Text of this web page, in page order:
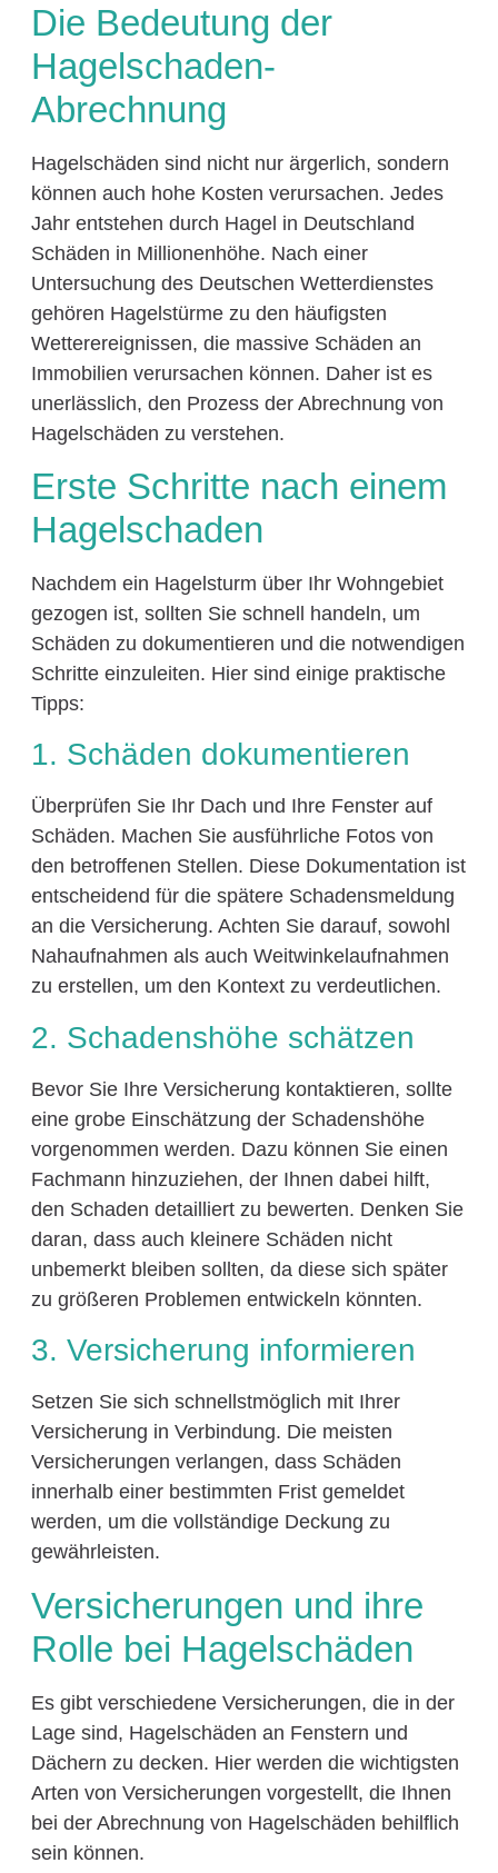
Die Bedeutung der
Hagelschaden-
Abrechnung
Hagelschäden sind nicht nur ärgerlich, sondern
können auch hohe Kosten verursachen. Jedes
Jahr entstehen durch Hagel in Deutschland
Schäden in Millionenhöhe. Nach einer
Untersuchung des Deutschen Wetterdienstes
gehören Hagelstürme zu den häufigsten
Wetterereignissen, die massive Schäden an
Immobilien verursachen können. Daher ist es
unerlässlich, den Prozess der Abrechnung von
Hagelschäden zu verstehen.
Erste Schritte nach einem
Hagelschaden
Nachdem ein Hagelsturm über Ihr Wohngebiet
gezogen ist, sollten Sie schnell handeln, um
Schäden zu dokumentieren und die notwendigen
Schritte einzuleiten. Hier sind einige praktische
Tipps:
1. Schäden dokumentieren
Überprüfen Sie Ihr Dach und Ihre Fenster auf
Schäden. Machen Sie ausführliche Fotos von
den betroffenen Stellen. Diese Dokumentation ist
entscheidend für die spätere Schadensmeldung
an die Versicherung. Achten Sie darauf, sowohl
Nahaufnahmen als auch Weitwinkelaufnahmen
zu erstellen, um den Kontext zu verdeutlichen.
2. Schadenshöhe schätzen
Bevor Sie Ihre Versicherung kontaktieren, sollte
eine grobe Einschätzung der Schadenshöhe
vorgenommen werden. Dazu können Sie einen
Fachmann hinzuziehen, der Ihnen dabei hilft,
den Schaden detailliert zu bewerten. Denken Sie
daran, dass auch kleinere Schäden nicht
unbemerkt bleiben sollten, da diese sich später
zu größeren Problemen entwickeln könnten.
3. Versicherung informieren
Setzen Sie sich schnellstmöglich mit Ihrer
Versicherung in Verbindung. Die meisten
Versicherungen verlangen, dass Schäden
innerhalb einer bestimmten Frist gemeldet
werden, um die vollständige Deckung zu
gewährleisten.
Versicherungen und ihre
Rolle bei Hagelschäden
Es gibt verschiedene Versicherungen, die in der
Lage sind, Hagelschäden an Fenstern und
Dächern zu decken. Hier werden die wichtigsten
Arten von Versicherungen vorgestellt, die Ihnen
bei der Abrechnung von Hagelschäden behilflich
sein können.